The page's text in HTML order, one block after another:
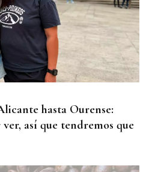
hasta Ourense:
así que tendremos que